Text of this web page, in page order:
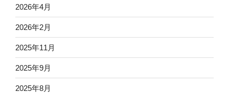
2026年4月
2026年2月
2025年11月
2025年9月
2025年8月